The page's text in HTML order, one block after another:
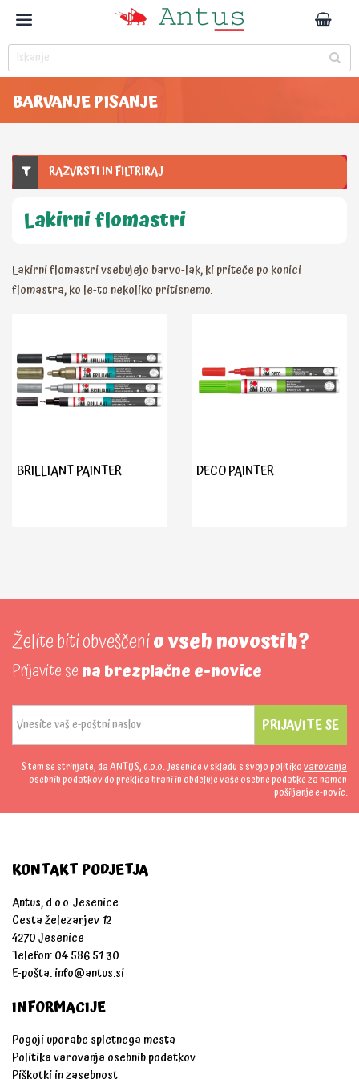
BARVANJE PISANJE
RAZVRSTI IN FILTRIRAJ
Lakirni flomastri
Lakirni flomastri vsebujejo barvo-lak, ki priteče po konici
flomastra, ko le-to nekoliko pritisnemo.
BRILLIANT PAINTER DECO PAINTER
Želite biti obveščenio vseh novostih?
Prijavite sena brezplačne e-novice
PRIJAVITE SE
S tem se strinjate, da ANTUS, d.o.o. Jesenice v skladu s svojo politikovarovanja
osebnih podatkovdo preklica hrani in obdeluje vaše osebne podatke za namen
pošiljanje e-novic.
KONTAKT PODJETJA
Antus, d.o.o. Jesenice
Cesta železarjev 12
4270 Jesenice
Telefon: 04 586 51 30
E-pošta:info@antus.si
INFORMACIJE
Pogoji uporabe spletnega mesta
Politika varovanja osebnih podatkov